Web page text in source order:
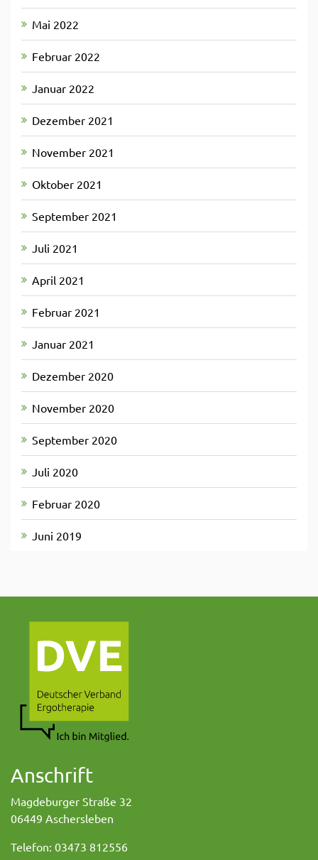
Mai 2022
Februar 2022
Januar 2022
Dezember 2021
November 2021
Oktober 2021
September 2021
Juli 2021
April 2021
Februar 2021
Januar 2021
Dezember 2020
November 2020
September 2020
Juli 2020
Februar 2020
Juni 2019
Anschrift
Magdeburger Straße 32
06449 Aschersleben
Telefon: 03473 812556